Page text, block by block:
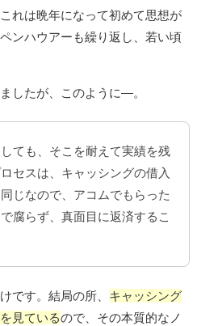
れは晩年になって初めて思想が
ンハウアーも繰り返し、若い頃
したが、このように―。
ても、そこを耐えて実績を残
セスは、キャッシングの借入
じなので、アコムでもらった
腐らず、真面目に返済するこ
です。結局の所、 キャッシング
見ているので、その本質的なノ